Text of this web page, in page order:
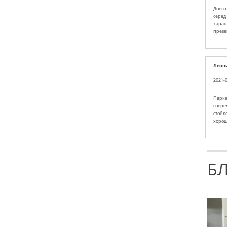
Довго
серед
2021-